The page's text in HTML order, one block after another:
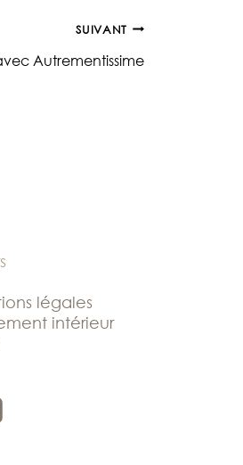
SUIVANT
Autrementissime
légales
intérieur